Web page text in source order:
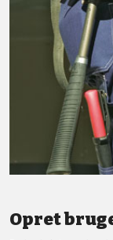
Opret